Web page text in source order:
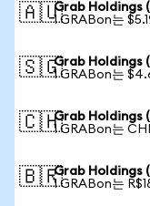
🇦🇺Grab Holdings
1 GRABon는
🇸🇬Grab Holdings
1 GRABon는
🇨🇭Grab Holdings
1 GRABon는
🇧🇷Grab Holdings
1 GRABon는